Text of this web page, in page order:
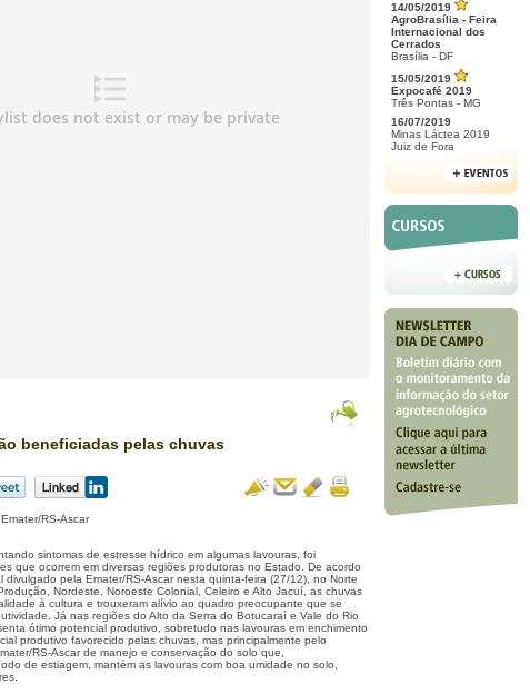
beneficiadas pelas chuvas
RS-Ascar
sintomas de estresse hídrico em algumas lavouras, foi
que ocorrem em diversas regiões produtoras no Estado. De acordo
divulgado pela Emater/RS-Ascar nesta quinta-feira (27/12), no Norte
Nordeste, Noroeste Colonial, Celeiro e Alto Jacuí, as chuvas
à cultura e trouxeram alívio ao quadro preocupante que se
Já nas regiões do Alto da Serra do Botucaraí e Vale do Rio
ótimo potencial produtivo, sobretudo nas lavouras em enchimento
produtivo favorecido pelas chuvas, mas principalmente pelo
RS-Ascar de manejo e conservação do solo que,
de estiagem, mantém as lavouras com boa umidade no solo,
14/05/2019
AgroBrasília - Feira
Internacional dos
Cerrados
Brasília - DF
15/05/2019
Expocafé 2019
Três Pontas - MG
16/07/2019
Minas Láctea 2019
Juiz de Fora